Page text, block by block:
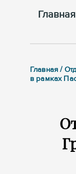
Главная
Главная /
в рамках